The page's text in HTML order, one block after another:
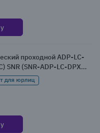
проходной ADP-LC-
SNR (SNR-ADP-LC-DPX
для юрлиц